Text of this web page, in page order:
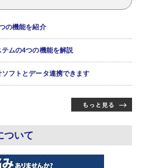
の機能を紹介
ムの4つの機能を解説
フトとデータ連携できます
ついて